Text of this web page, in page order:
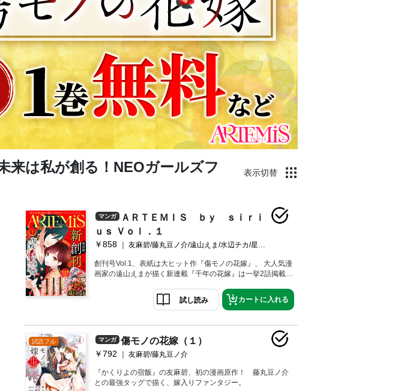
来は私が創る！NEOガールズフ
表示切替
マンガ
ＡＲＴＥＭＩＳ ｂｙ ｓｉｒｉ
ｕｓ Ｖｏｌ．１
￥858 友麻碧/藤丸豆ノ介/遠山えま/水辺チカ/星彼方/ペペロン/松もくば/鬱沢色素/ぷきゅのすけ/柚子れもん/山いも三太郎/見延案山子/みなと/割田コマ/あいか/飯田めしこ/赤羽明/青石ケイ/ゆいじ/栄条ルル/麻生りーち/冬葉つがる/泉乃せん/Ｌａｒｕｈａ/花邑まい/綾里けいし/ワタヌキ/緒崎カホ
創刊号Vol.1、表紙は大ヒット作『傷モノの花嫁』、 大人気漫
画家の遠山えまが描く新連載『千年の花嫁』は一挙2話掲載！
恐ラスボスお義兄様に溺愛されています』『真の聖女である
私は追放されました。だからこの国はもう終わりです。』
載！ さらに新連載2作もスタートの大ボリューム900ページで
発進！
試し読み カートに入れる
試読フル マンガ 傷モノの花嫁（１）
￥792 友麻碧/藤丸豆ノ介
『かくりよの宿飯』の友麻碧、初の漫画原作！ 藤丸豆ノ介
との最強タッグで描く、嫁入りファンタジー。